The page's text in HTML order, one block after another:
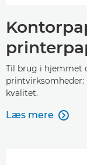
Til brug i hjemmet
printvirksomheder:
kvalitet.
Læs mere 